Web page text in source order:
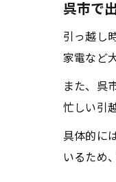
呉市で
引っ越し
家電など
また、呉
忙しい引
具体的に
いるため